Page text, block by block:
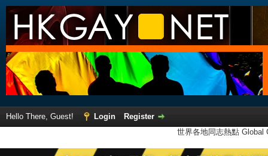
Hello There, Guest! Login
Register
世界各地同志熱點